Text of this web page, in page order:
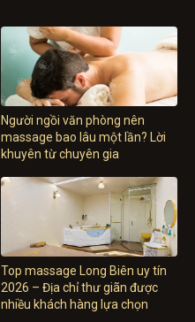
Người ngồi văn phòng nên
massage bao lâu một lần? Lời
khuyên từ chuyên gia
Top massage Long Biên uy tín
2026 – Địa chỉ thư giãn được
nhiều khách hàng lựa chọn